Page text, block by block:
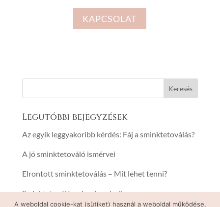
KAPCSOLAT
Legutóbbi bejegyzések
Az egyik leggyakoribb kérdés: Fáj a sminktetoválás?
A jó sminktetováló ismérvei
Elrontott sminktetoválás – Mit lehet tenni?
Sminktetoválással a ráncok ellen
A weboldal cookie-kat (sütiket) használ a weboldal működése,